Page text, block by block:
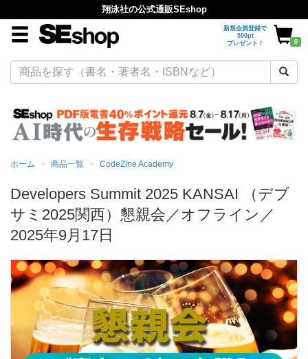
翔泳社の公式通販SEshop
新規会員登録で
500pt
プレゼント！
0
ホーム 商品一覧 CodeZine Academy
Developers Summit 2025 KANSAI （デブ
サミ2025関西）懇親会／オフライン／
2025年9月17日